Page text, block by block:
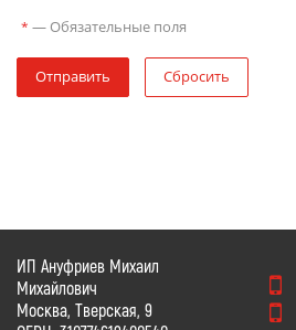
* — Обязательные поля
Отправить Сбросить
ИП Ануфриев Михаил
Михайлович
Москва, Тверская, 9